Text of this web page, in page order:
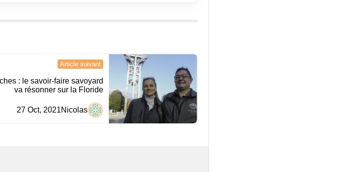
Article suivant
: le savoir-faire savoyard
va résonner sur la Floride
Nicolas
27 Oct, 2021